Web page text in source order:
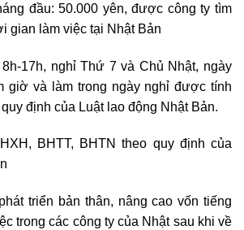
đầu: 50.000 yên, được công ty tìm
gian làm việc tại Nhật Bản
17h, nghỉ Thứ 7 và Chủ Nhật, ngày
giờ và làm trong ngày nghỉ được tính
định của Luật lao động Nhật Bản.
BHTT, BHTN theo quy định của
triển bản thân, nâng cao vốn tiếng
trong các công ty của Nhật sau khi về